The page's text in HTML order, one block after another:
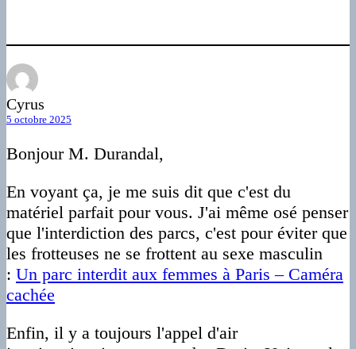
Cyrus
5 octobre 2025
Bonjour M. Durandal,
En voyant ça, je me suis dit que c'est du
matériel parfait pour vous. J'ai même osé penser
que l'interdiction des parcs, c'est pour éviter que
les frotteuses ne se frottent au sexe masculin
: Un parc interdit aux femmes à Paris – Caméra
cachée
Enfin, il y a toujours l'appel d'air